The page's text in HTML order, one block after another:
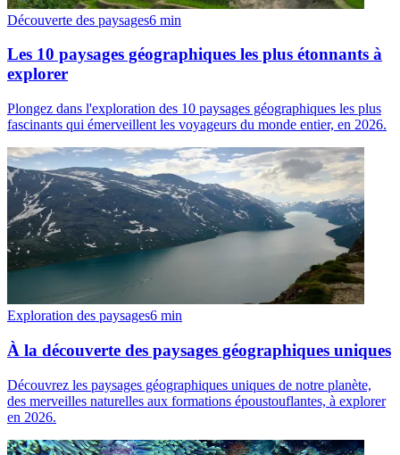
Découverte des paysages6 min
Les 10 paysages géographiques les plus étonnants à
explorer
Plongez dans l'exploration des 10 paysages géographiques les plus
fascinants qui émerveillent les voyageurs du monde entier, en 2026.
Exploration des paysages6 min
À la découverte des paysages géographiques uniques
Découvrez les paysages géographiques uniques de notre planète,
des merveilles naturelles aux formations époustouflantes, à explorer
en 2026.